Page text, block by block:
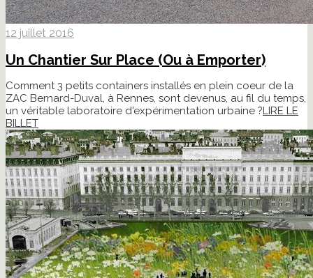
12 juillet 2016
Un Chantier Sur Place (Ou à Emporter)
Comment 3 petits containers installés en plein coeur de la
ZAC Bernard-Duval, à Rennes, sont devenus, au fil du temps,
un véritable laboratoire d'expérimentation urbaine ?LIRE LE
BILLET